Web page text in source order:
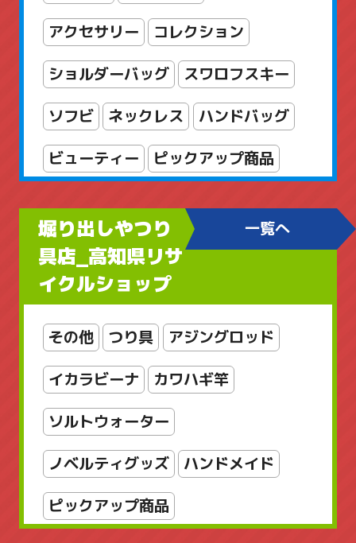
アクセサリー コレクション
ショルダーバッグ スワロフスキー
ソフビ ネックレス ハンドバッグ
ビューティー ピックアップ商品
ブローチ ヘルスケア
レディースアクセサリー
レディースバッグ 京商 工芸品
店舗販売品 指輪・リング
新着商品 新着商品
美術品 輪島塗 金属工芸 銅製
雑貨 骨董品 骨董品_日本の陶磁
堀り出しやつり
具店_高知県リサ
イクルショップ
一覧へ
その他 つり具 アジングロッド
イカラビーナ カワハギ竿
ソルトウォーター
ノベルティグッズ ハンドメイド
ピックアップ商品